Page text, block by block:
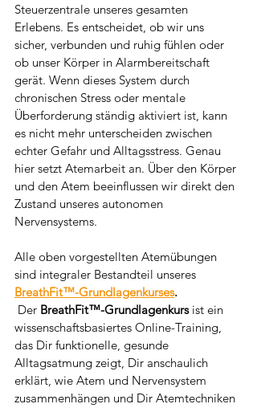
Steuerzentrale unseres gesamten
Erlebens. Es entscheidet, ob wir uns
sicher, verbunden und ruhig fühlen oder
ob unser Körper in Alarmbereitschaft
gerät. Wenn dieses System durch
chronischen Stress oder mentale
Überforderung ständig aktiviert ist, kann
es nicht mehr unterscheiden zwischen
echter Gefahr und Alltagsstress. Genau
hier setzt Atemarbeit an. Über den Körper
und den Atem beeinflussen wir direkt den
Zustand unseres autonomen
Nervensystems.
Alle oben vorgestellten Atemübungen
sind integraler Bestandteil unseres
BreathFit™-Grundlagenkurses.
Der BreathFit™-Grundlagenkurs ist ein
wissenschaftsbasiertes Online-Training,
das Dir funktionelle, gesunde
Alltagsatmung zeigt, Dir anschaulich
erklärt, wie Atem und Nervensystem
zusammenhängen und Dir Atemtechniken